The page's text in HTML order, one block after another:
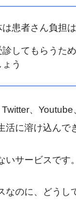
患者さん負担
してもらうた
う
、
活に溶け込んで
いサービスです。
なのに、どうし